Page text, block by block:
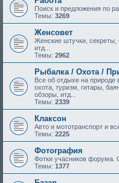
Поиск и предложения по
Темы: 3269
Женсовет
Женские штучки, секреты,
итд...
Темы: 2962
Рыбалка / Охота /
Все об отдыхе на природе
охота, туризм, гитары,
обзоры, итд...
Темы: 2339
Клаксон
Авто и мототранспорт и
Темы: 2225
Фотография
Фотки учасников форума.
Темы: 1377